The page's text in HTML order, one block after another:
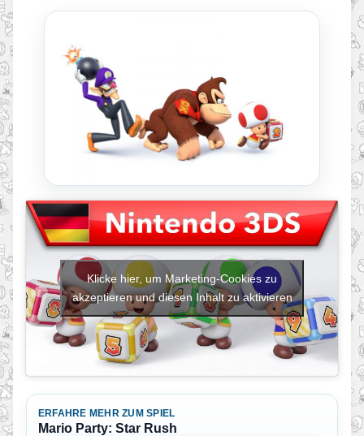
Klicke hier, um Marketing-Cookies zu
akzeptieren und diesen Inhalt zu aktivieren
ERFAHRE MEHR ZUM SPIEL
Mario Party: Star Rush